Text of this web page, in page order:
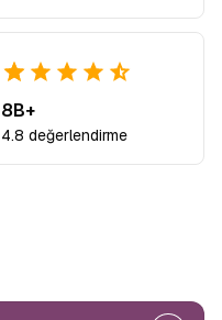
8B+
4.8 değerlendirme